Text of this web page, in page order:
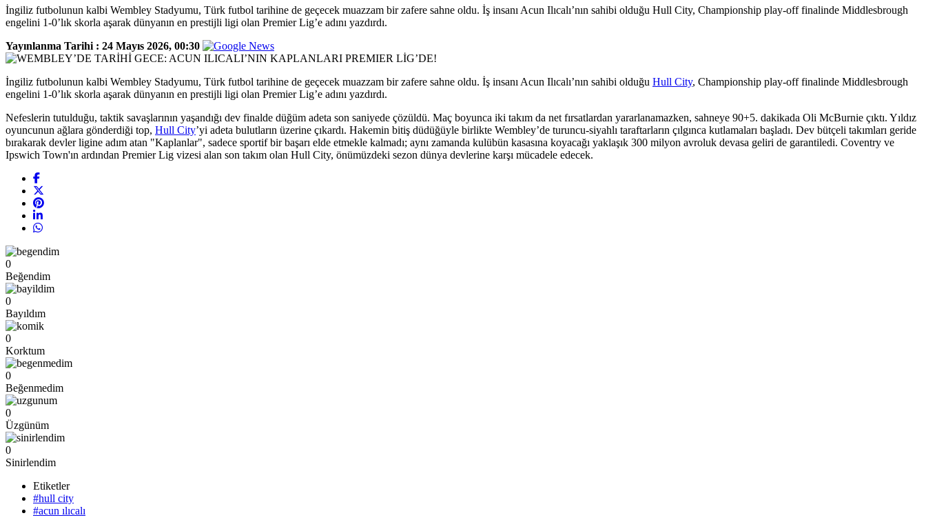
İngiliz futbolunun kalbi Wembley Stadyumu, Türk futbol tarihine de geçecek muazzam bir zafere sahne oldu. İş insanı Acun Ilıcalı’nın sahibi olduğu Hull City, Championship play-off finalinde Middlesbrough
engelini 1-0’lık skorla aşarak dünyanın en prestijli ligi olan Premier Lig’e adını yazdırdı.
Yayınlanma Tarihi : 24 Mayıs 2026, 00:30
İngiliz futbolunun kalbi Wembley Stadyumu, Türk futbol tarihine de geçecek muazzam bir zafere sahne oldu. İş insanı Acun Ilıcalı’nın sahibi olduğu Hull City, Championship play-off finalinde Middlesbrough
engelini 1-0’lık skorla aşarak dünyanın en prestijli ligi olan Premier Lig’e adını yazdırdı.
Nefeslerin tutulduğu, taktik savaşlarının yaşandığı dev finalde düğüm adeta son saniyede çözüldü. Maç boyunca iki takım da net fırsatlardan yararlanamazken, sahneye 90+5. dakikada Oli McBurnie çıktı. Yıldız
oyuncunun ağlara gönderdiği top, Hull City’yi adeta bulutların üzerine çıkardı. Hakemin bitiş düdüğüyle birlikte Wembley’de turuncu-siyahlı taraftarların çılgınca kutlamaları başladı. Dev bütçeli takımları geride
bırakarak devler ligine adım atan "Kaplanlar", sadece sportif bir başarı elde etmekle kalmadı; aynı zamanda kulübün kasasına koyacağı yaklaşık 300 milyon avroluk devasa geliri de garantiledi. Coventry ve
Ipswich Town'ın ardından Premier Lig vizesi alan son takım olan Hull City, önümüzdeki sezon dünya devlerine karşı mücadele edecek.
0
Beğendim
0
Bayıldım
0
Korktum
0
Beğenmedim
0
Üzgünüm
0
Sinirlendim
Etiketler
#hull city
#acun ılıcalı